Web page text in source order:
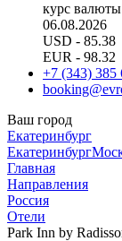
курс валюты
06.08.2026
USD - 85.38
EUR - 98.32
+7 (343) 385
Ваш город
Екатеринбург
Екатеринбург
Главная
Направления
Россия
Отели
Park Inn by